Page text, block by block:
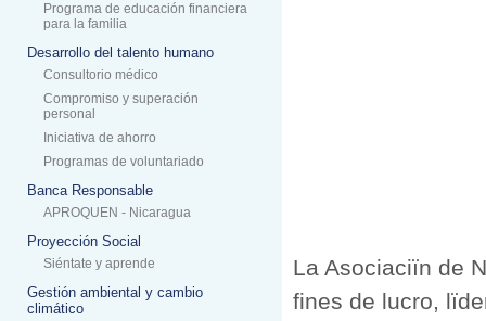
Programa de educación financiera
para la familia
Desarrollo del talento humano
Consultorio médico
Compromiso y superación
personal
Iniciativa de ahorro
Programas de voluntariado
Banca Responsable
APROQUEN - Nicaragua
Proyección Social
Siéntate y aprende
Gestión ambiental y cambio
climático
La Asociaciïn de
fines de lucro,